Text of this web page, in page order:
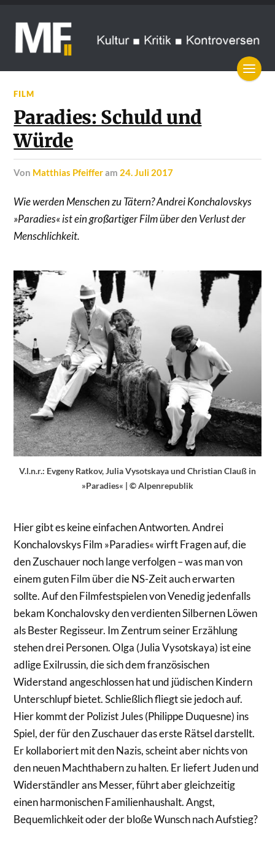
FILM
Paradies: Schuld und
Würde
von Matthias Pfeifferam 24. Juli 2017
Wie werden Menschen zu Tätern? Andrei Konchalovskys
»Paradies« ist ein großartiger Film über den Verlust der
Menschlichkeit.
V.l.n.r.: Evgeny Ratkov, Julia Vysotskaya und Christian Clauß in
»Paradies« | © Alpenrepublik
Hier gibt es keine einfachen Antworten. Andrei
Konchalovskys Film »Paradies« wirft Fragen auf, die
den Zuschauer noch lange verfolgen – was man von
einem guten Film über die NS-Zeit auch erwarten
sollte. Auf den Filmfestspielen von Venedig jedenfalls
bekam Konchalovsky den verdienten Silbernen Löwen
als Bester Regisseur. Im Zentrum seiner Erzählung
stehen drei Personen. Olga (Julia Vysotskaya) ist eine
adlige Exilrussin, die sich dem französischen
Widerstand angeschlossen hat und jüdischen Kindern
Unterschlupf bietet. Schließlich fliegt sie jedoch auf.
Hier kommt der Polizist Jules (Philippe Duquesne) ins
Spiel, der für den Zuschauer das erste Rätsel darstellt.
Er kollaboriert mit den Nazis, scheint aber nichts von
den neuen Machthabern zu halten. Er liefert Juden und
Widerständler ans Messer, führt aber gleichzeitig
einen harmonischen Familienhaushalt. Angst,
Bequemlichkeit oder der bloße Wunsch nach Aufstieg?